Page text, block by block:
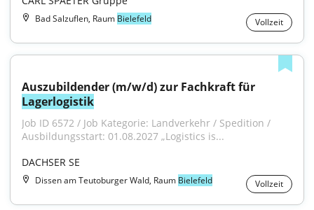
Bad Salzuflen, Raum Bielefeld Vollzeit
Lagerlogistik
Job ID 6572 / Job Kategorie: Landverkehr / Spedition /
Ausbildungsstart: 01.08.2027 „Logistics is...
DACHSER SE
Dissen am Teutoburger Wald, Raum Bielefeld Vollzeit